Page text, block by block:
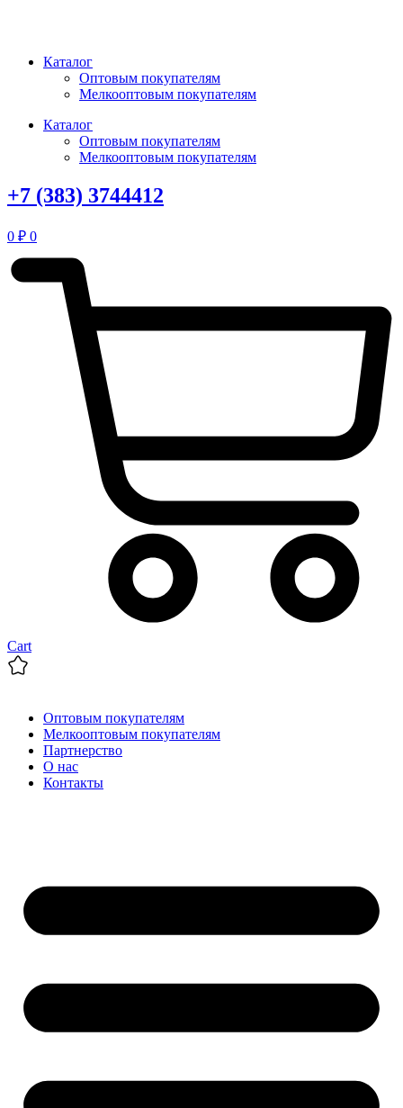
Каталог
Оптовым покупателям
Мелкооптовым покупателям
Каталог
Оптовым покупателям
Мелкооптовым покупателям
+7 (383) 3744412
0 ₽ 0
Cart
Оптовым покупателям
Мелкооптовым покупателям
Партнерство
О нас
Контакты